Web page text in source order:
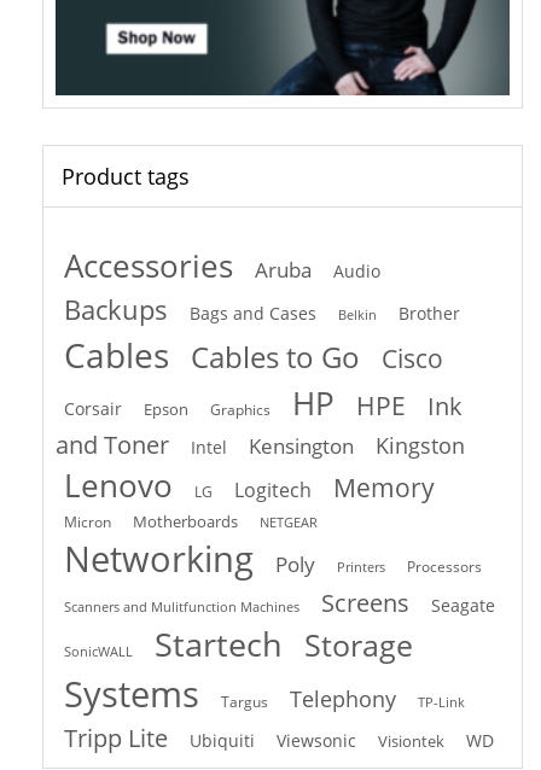
Product tags
Accessories Aruba Audio
Backups Bags and Cases Belkin Brother
Cables Cables to Go Cisco
Corsair Epson Graphics HP HPE
Ink
and Toner
Intel Kensington Kingston
Lenovo LG Logitech Memory
Micron Motherboards NETGEAR
Networking Poly Printers Processors
Scanners and Mulitfunction Machines Screens Seagate
SonicWALL Startech Storage
Systems Targus Telephony TP-Link
Tripp Lite Ubiquiti Viewsonic Visiontek WD